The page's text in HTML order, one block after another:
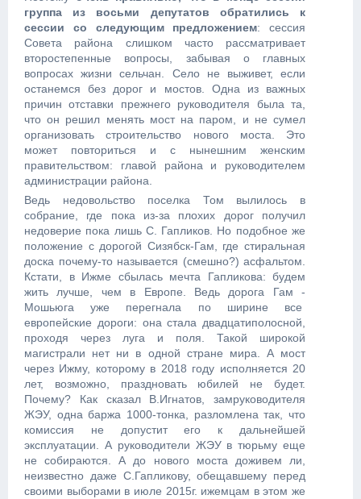
группа из восьми депутатов обратились к
сессии со следующим предложением: сессия
Совета района слишком часто рассматривает
второстепенные вопросы, забывая о главных
вопросах жизни сельчан. Село не выживет, если
останемся без дорог и мостов. Одна из важных
причин отставки прежнего руководителя была та,
что он решил менять мост на паром, и не сумел
организовать строительство нового моста. Это
может повториться и с нынешним женским
правительством: главой района и руководителем
администрации района.
Ведь недовольство поселка Том вылилось в
собрание, где пока из-за плохих дорог получил
недоверие пока лишь С. Гапликов. Но подобное же
положение с дорогой Сизябск-Гам, где стиральная
доска почему-то называется (смешно?) асфальтом.
Кстати, в Ижме сбылась мечта Гапликова: будем
жить лучше, чем в Европе. Ведь дорога Гам -
Мошьюга уже перегнала по ширине все
европейские дороги: она стала двадцатиполосной,
проходя через луга и поля. Такой широкой
магистрали нет ни в одной стране мира. А мост
через Ижму, которому в 2018 году исполняется 20
лет, возможно, праздновать юбилей не будет.
Почему? Как сказал В.Игнатов, замруководителя
ЖЭУ, одна баржа 1000-тонка, разломлена так, что
комиссия не допустит его к дальнейшей
эксплуатации. А руководители ЖЭУ в тюрьму еще
не собираются. А до нового моста доживем ли,
неизвестно даже С.Гапликову, обещавшему перед
своими выборами в июле 2015г. ижемцам в этом же